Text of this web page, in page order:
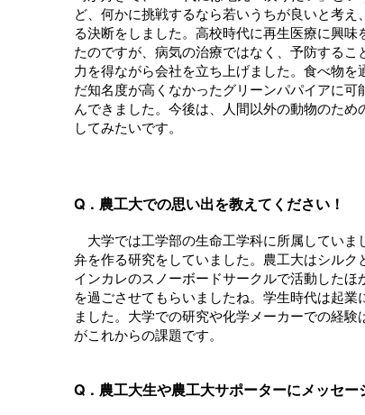
ど、何かに挑戦するなら若いうちが良いと考
る決断をしました。高校時代に再生医療に興
たのですが、病気の治療ではなく、予防する
力を得ながら会社を立ち上げました。食べ物を
だ知名度が高くなかったグリーンパパイアに
んできました。今後は、人間以外の動物のた
してみたいです。
Q．農工大での思い出を教えてください！
大学では工学部の生命工学科に所属していま
弁を作る研究をしていました。農工大はシル
インカレのスノーボードサークルで活動した
を過ごさせてもらいましたね。学生時代は起
ました。大学での研究や化学メーカーでの経
がこれからの課題です。
Q．農工大生や農工大サポーターにメッセー